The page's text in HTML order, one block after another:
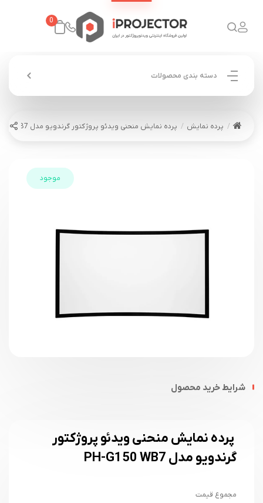
0
دسته بندی محصولات
پرده نمایش پرده نمایش منحنی ویدئو پروژکتور گرندویو مدل PH-G150 WB7
موجود
شرایط خرید محصول
پرده نمایش منحنی ویدئو پروژکتور
گرندویو مدل PH-G150 WB7
مجموع قیمت